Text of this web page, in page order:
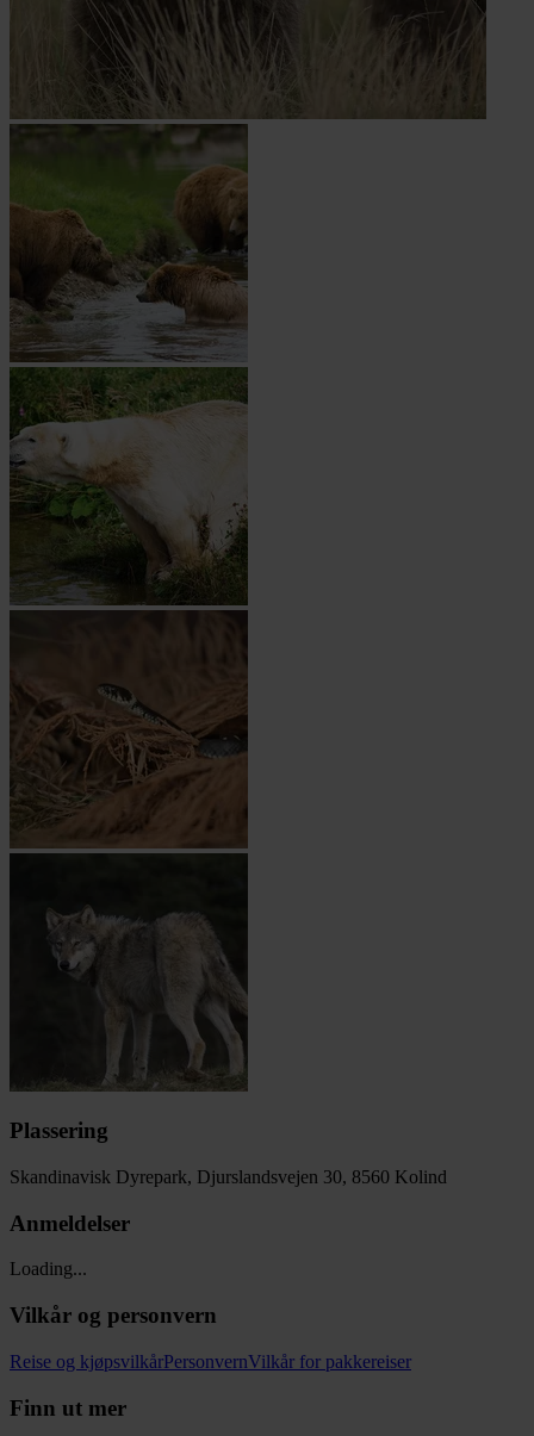
Plassering
Skandinavisk Dyrepark, Djurslandsvejen 30, 8560 Kolind
Anmeldelser
Loading...
Vilkår og personvern
Reise og kjøpsvilkårPersonvernVilkår for pakkereiser
Finn ut mer